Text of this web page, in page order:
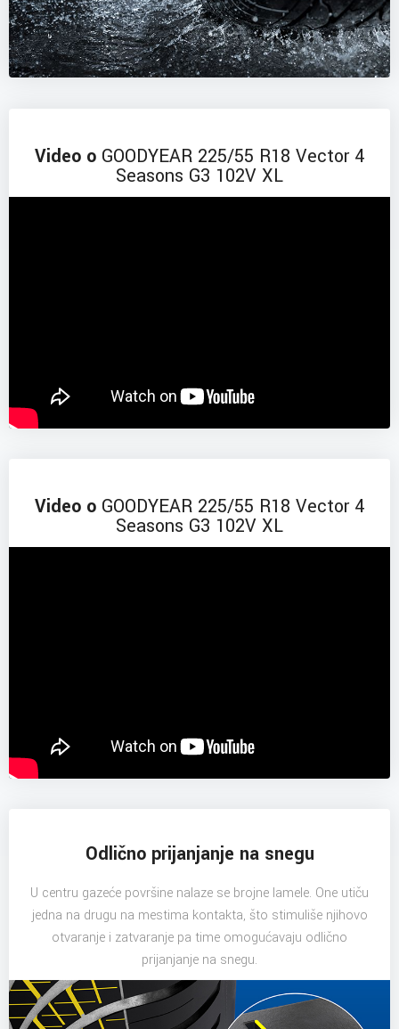
Video o GOODYEAR 225/55 R18 Vector 4
Seasons G3 102V XL
Video o GOODYEAR 225/55 R18 Vector 4
Seasons G3 102V XL
Odlično prijanjanje na snegu
U centru gazeće površine nalaze se brojne lamele. One utiču
jedna na drugu na mestima kontakta, što stimuliše njihovo
otvaranje i zatvaranje pa time omogućavaju odlično
prijanjanje na snegu.